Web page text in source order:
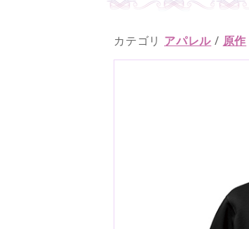
カテゴリ アパレル / 原作